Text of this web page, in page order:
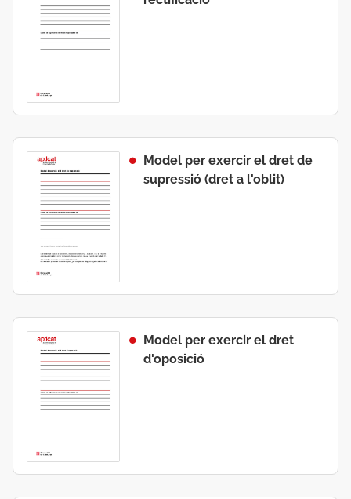
Model per exercir el dret de
supressió (dret a l'oblit)
Model per exercir el dret
d'oposició